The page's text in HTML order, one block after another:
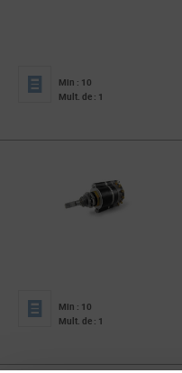
Min : 10
Mult. de : 1
Min : 10
Mult. de : 1